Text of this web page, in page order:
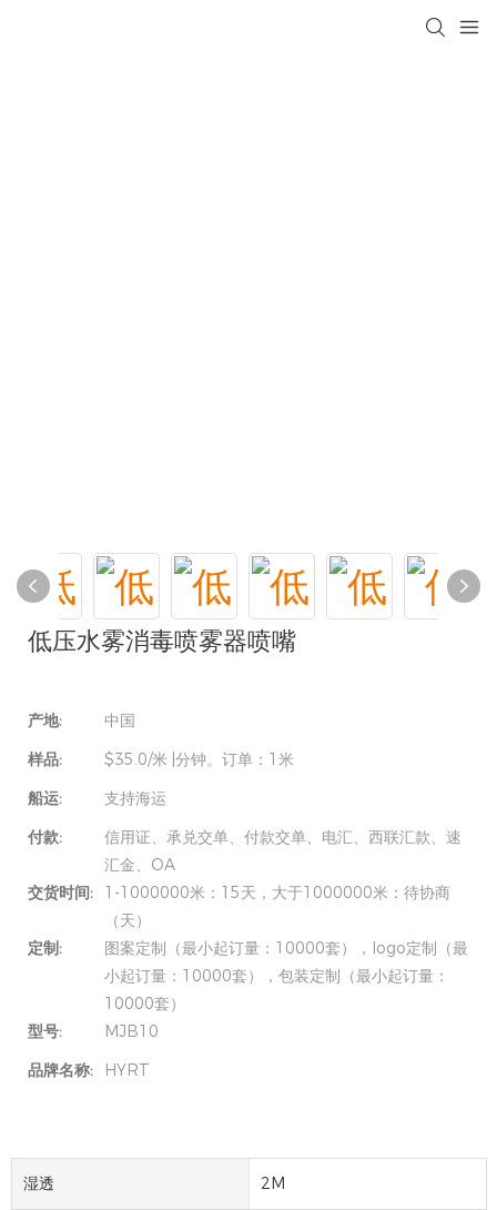
低压水雾消毒喷雾器喷嘴
产地:
中国
样品:
$35.0/米 |分钟。订单：1米
船运:
支持海运
付款:
信用证、承兑交单、付款交单、电汇、西联汇款、速
汇金、OA
交货时间:
1-1000000米：15天，大于1000000米：待协商
（天）
定制:
图案定制（最小起订量：10000套），logo定制（最
小起订量：10000套），包装定制（最小起订量：
10000套）
型号:
MJB10
品牌名称:
HYRT
湿透 2M